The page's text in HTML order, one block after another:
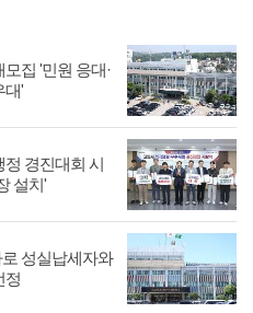
집 '민원 응대·
대'
정 경진대회 시
설치'
성실납세자와
정